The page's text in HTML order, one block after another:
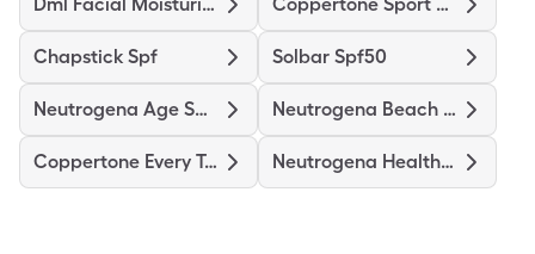
Chapstick Spf Solbar Spf50
Neutrogena Age Shield Spf70 Neutrogena Beach Defense Spf70
Coppertone Every Tone Spf50 Neutrogena Healthy Defense